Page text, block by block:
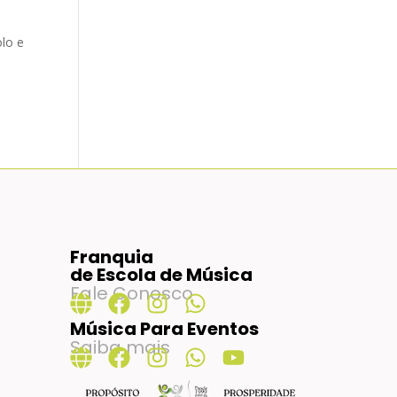
e
Franquia
de Escola de Música
Fale Conosco
Música Para Eventos
Saiba mais